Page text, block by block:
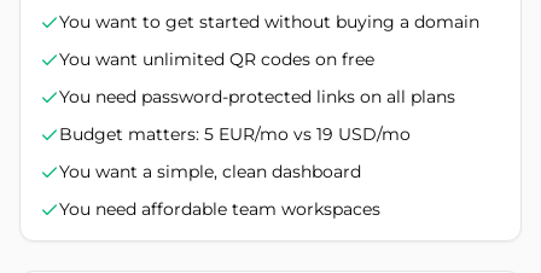
You want to get started without buying a domain
You want unlimited QR codes on free
You need password-protected links on all plans
Budget matters: 5 EUR/mo vs 19 USD/mo
You want a simple, clean dashboard
You need affordable team workspaces